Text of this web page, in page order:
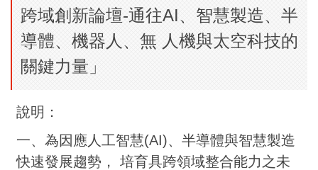
跨域創新論壇-通往AI、智慧製造、半
導體、機器人、無 人機與太空科技的
關鍵力量」
說明：
一、為因應人工智慧(AI)、半導體與智慧製造
快速發展趨勢， 培育具跨領域整合能力之未